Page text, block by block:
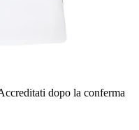
dopo la conferma